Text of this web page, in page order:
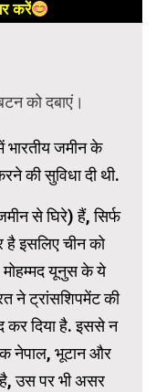
करें
भारतीय जमीन के
की सुविधा दी थी.
से घिरे) हैं, सिर्फ
है इसलिए चीन को
मोहम्मद यूनुस के ये
ने ट्रांसशिपमेंट की
कर दिया है. इससे न
नेपाल, भूटान और
है, उस पर भी असर